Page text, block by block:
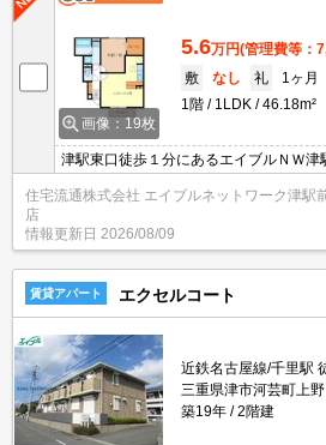
画像：19枚
5.6万円(管理費等：
敷
なし 礼
1ヶ月
1階
1LDK 46.18m²
津駅東口徒歩１分にあるエイブルＮＷ津
て！と言う方も、何度もしてるよ♪と言
住宅流通株式会社 エイブルネットワーク津駅
店
情報更新日 2026/08/09
賃貸アパート エクセルコート
近鉄名古屋線/千里駅
三重県津市河芸町上野
築19年
2階建